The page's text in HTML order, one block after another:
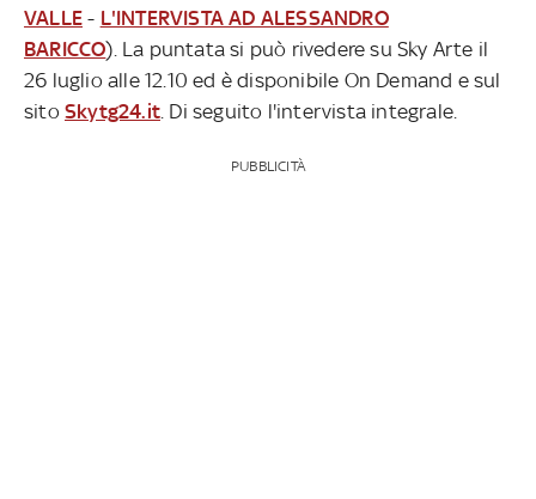
VALLE - L'INTERVISTA AD ALESSANDRO
BARICCO). La puntata si può rivedere su Sky Arte il
26 luglio alle 12.10 ed è disponibile On Demand e sul
sito Skytg24.it . Di seguito l'intervista integrale.
PUBBLICITÀ